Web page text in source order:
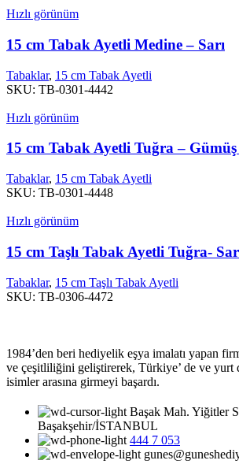
Hızlı görünüm
15 cm Tabak Ayetli Medine – Sarı
Tabaklar, 15 cm Tabak Ayetli
SKU: TB-0301-4442
Hızlı görünüm
15 cm Tabak Ayetli Tuğra –
Tabaklar, 15 cm Tabak Ayetli
SKU: TB-0301-4448
Hızlı görünüm
15 cm Taşlı Tabak Ayetli Tuğra-
Tabaklar, 15 cm Taşlı Tabak Ayetli
SKU: TB-0306-4472
1984’den beri hediyelik eşya imalatı yapan
ve çeşitliliğini geliştirerek, Türkiye’ de ve yurt
isimler arasına girmeyi başardı.
Başak Mah. Yiğitler
Başakşehir/İSTANBUL
444 7 053